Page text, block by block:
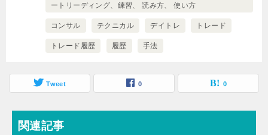
ートリーディング、練習、 読み方、 使い方
コンサル テクニカル デイトレ トレード
トレード履歴 履歴 手法
Tweet 0 0
関連記事